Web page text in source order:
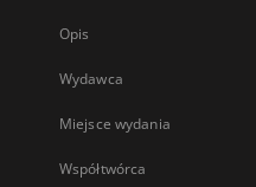
Opis
Wydawca
Miejsce wydania
Współtwórca